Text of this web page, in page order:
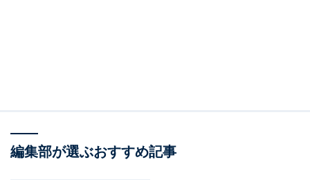
霊場と参詣道」の一部であり、那智の滝とともに訪れた
編集部が選ぶおすすめ記事